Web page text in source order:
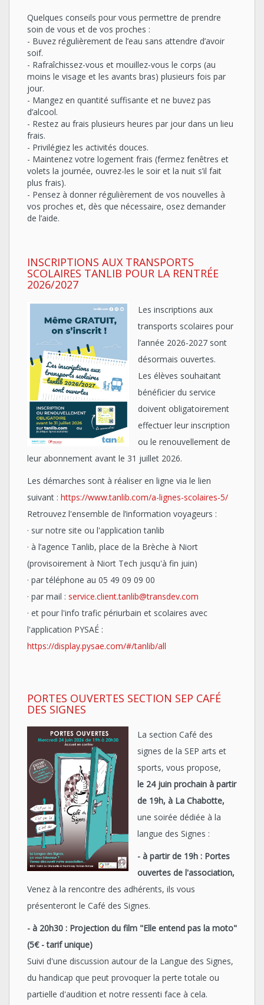
Quelques conseils pour vous permettre de prendre
soin de vous et de vos proches :
- Buvez régulièrement de l’eau sans attendre d’avoir
soif.
- Rafraîchissez-vous et mouillez-vous le corps (au
moins le visage et les avants bras) plusieurs fois par
jour.
- Mangez en quantité suffisante et ne buvez pas
d’alcool.
- Restez au frais plusieurs heures par jour dans un lieu
frais.
- Privilégiez les activités douces.
- Maintenez votre logement frais (fermez fenêtres et
volets la journée, ouvrez-les le soir et la nuit s’il fait
plus frais).
- Pensez à donner régulièrement de vos nouvelles à
vos proches et, dès que nécessaire, osez demander
de l’aide.
INSCRIPTIONS AUX TRANSPORTS
SCOLAIRES TANLIB POUR LA RENTRÉE
2026/2027
Les inscriptions aux
transports scolaires pour
l’année 2026-2027 sont
désormais ouvertes.
Les élèves souhaitant
bénéficier du service
doivent obligatoirement
effectuer leur inscription
ou le renouvellement de
leur abonnement avant le 31 juillet 2026.
Les démarches sont à réaliser en ligne via le lien
suivant : https://www.tanlib.com/a-lignes-scolaires-5/
Retrouvez l'ensemble de l’information voyageurs :
· sur notre site ou l'application tanlib
· à l’agence Tanlib, place de la Brèche à Niort
(provisoirement à Niort Tech jusqu'à fin juin)
· par téléphone au 05 49 09 09 00
· par mail : service.client.tanlib@transdev.com
· et pour l'info trafic périurbain et scolaires avec
l'application PYSAÉ :
https://display.pysae.com/#/tanlib/all
PORTES OUVERTES SECTION SEP CAFÉ
DES SIGNES
La section Café des
signes de la SEP arts et
sports, vous propose,
le 24 juin prochain à partir
de 19h, à La Chabotte,
une soirée dédiée à la
langue des Signes :
- à partir de 19h : Portes
ouvertes de l'association,
Venez à la rencontre des adhérents, ils vous
présenteront le Café des Signes.
- à 20h30 : Projection du film "Elle entend pas la moto"
(5€ - tarif unique)
Suivi d'une discussion autour de la Langue des Signes,
du handicap que peut provoquer la perte totale ou
partielle d'audition et notre ressenti face à cela.